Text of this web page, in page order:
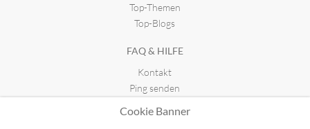
Top-Themen
Top-Blogs
FAQ & HILFE
Kontakt
Ping senden
Cookie Banner